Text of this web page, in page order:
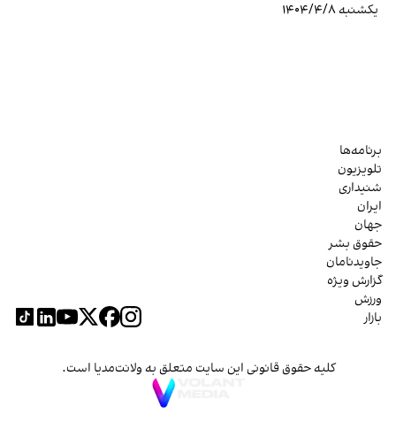
یکشنبه ۱۴۰۴/۴/۸
برنامه‌ها
تلویزیون
شنیداری
ایران
جهان
حقوق بشر
جاویدنامان
گزارش ویژه
ورزش
بازار
کلیه حقوق قانونی این سایت متعلق به ولانت‌مدیا است.